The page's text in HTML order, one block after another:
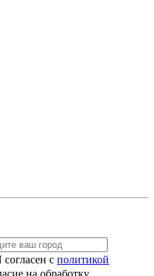
согласен с политикой
на обработку